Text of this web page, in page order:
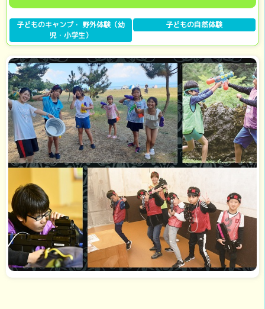
子どものキャンプ・ 野外体験（幼
児・小学生）
子どもの自然体験